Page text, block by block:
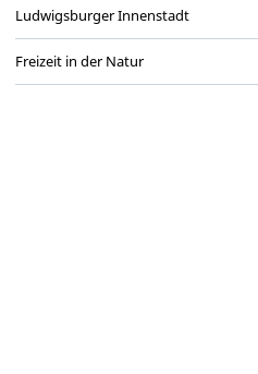
Ludwigsburger Innenstadt
Freizeit in der Natur